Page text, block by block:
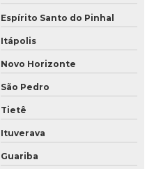
Espírito Santo do Pinhal
Itápolis
Novo Horizonte
São Pedro
Tietê
Ituverava
Guariba